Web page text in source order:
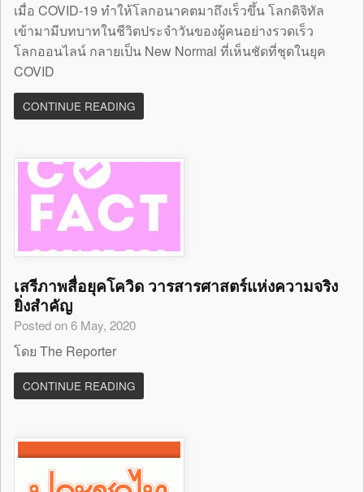
เมื่อ COVID-19 ทำให้โลกอนาคตมาถึงเร็วขึ้น โลกดิจิทัล
เข้ามามีบทบาทในชีวิตประจำวันของผู้คนอย่างรวดเร็ว
โลกออนไลน์ กลายเป็น New Normal ที่เห็นชัดที่ชุดในยุค
COVID
CONTINUE READING
เสรีภาพสื่อยุคโควิด วารสารศาสตร์แห่งความจริง
ยิ่งสำคัญ
Posted on 6 May, 2020
โดย The Reporter
CONTINUE READING